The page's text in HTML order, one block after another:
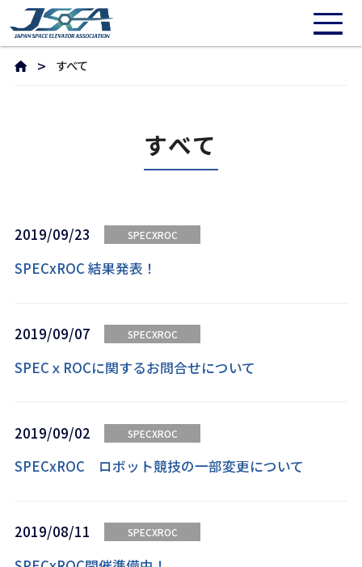
すべて
すべて
2019/09/23 SPECXROC
SPECxROC 結果発表！
2019/09/07 SPECXROC
SPECｘROCに関するお問合せについて
2019/09/02 SPECXROC
SPECxROC ロボット競技の一部変更について
2019/08/11 SPECXROC